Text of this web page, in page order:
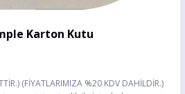
Karton Kutu
(FİYATLARIMIZA %20 KDV DAHİLDİR.)